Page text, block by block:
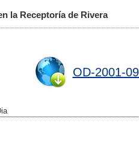
la Receptoría de Rivera
OD-2001-